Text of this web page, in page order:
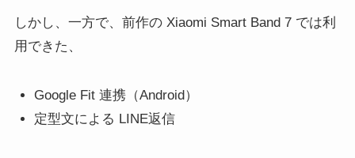
しかし、一方で、前作の Xiaomi Smart Band 7 では利
用できた、
Google Fit 連携（Android）
定型文による LINE返信